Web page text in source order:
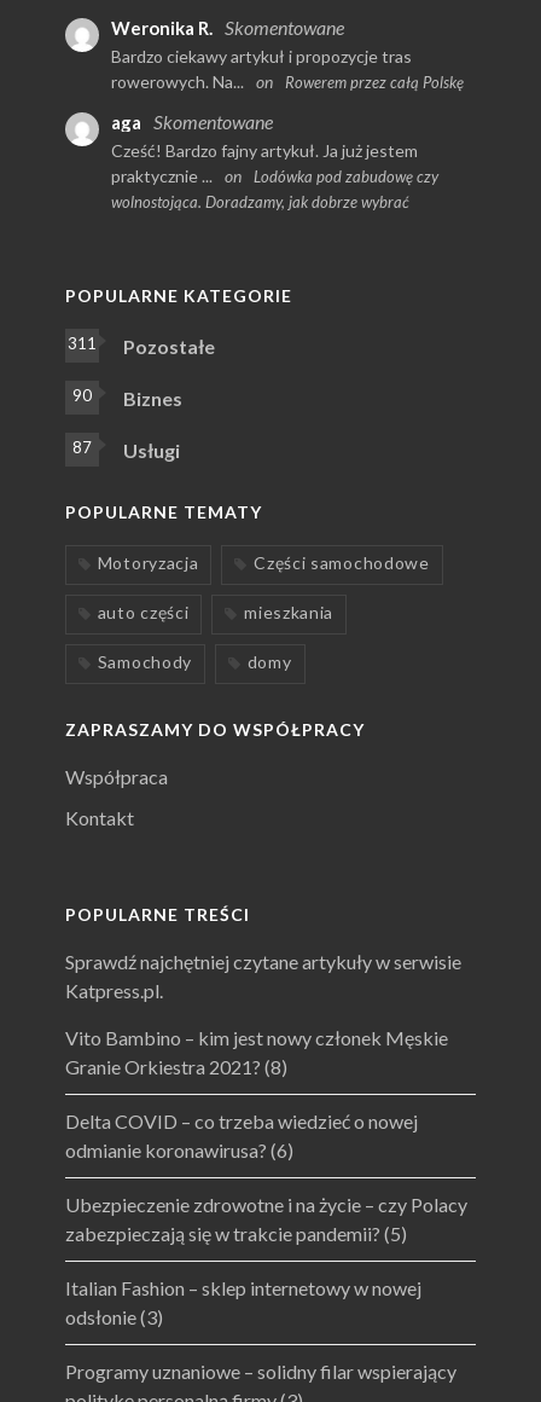
Weronika R. Skomentowane
Bardzo ciekawy artykuł i propozycje tras
rowerowych. Na...
on Rowerem przez całą Polskę
aga Skomentowane
Cześć! Bardzo fajny artykuł. Ja już jestem
praktycznie ...
on
Lodówka pod zabudowę czy
wolnostojąca. Doradzamy, jak dobrze wybrać
POPULARNE KATEGORIE
311 Pozostałe
90 Biznes
87 Usługi
POPULARNE TEMATY
Motoryzacja Części samochodowe
auto części mieszkania
Samochody domy
ZAPRASZAMY DO WSPÓŁPRACY
Współpraca
Kontakt
POPULARNE TREŚCI
Sprawdź najchętniej czytane artykuły w serwisie
Katpress.pl.
Vito Bambino – kim jest nowy członek Męskie
Granie Orkiestra 2021? (8)
Delta COVID – co trzeba wiedzieć o nowej
odmianie koronawirusa? (6)
Ubezpieczenie zdrowotne i na życie – czy Polacy
zabezpieczają się w trakcie pandemii? (5)
Italian Fashion – sklep internetowy w nowej
odsłonie(3)
Programy uznaniowe – solidny filar wspierający